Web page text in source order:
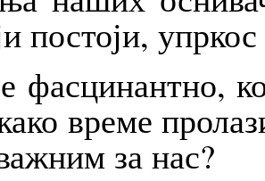
постоји,
фасцинантно,
време
за нас?